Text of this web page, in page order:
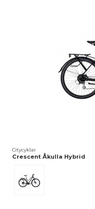
Citycyklar
Crescent Åkulla Hybrid